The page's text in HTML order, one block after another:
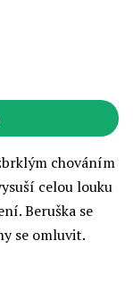
chováním
celou louku
Beruška se
se omluvit.